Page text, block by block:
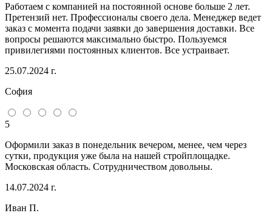
Работаем с компанией на постоянной основе больше 2 лет.
Претензий нет. Профессионалы своего дела. Менеджер ведет
заказ с момента подачи заявки до завершения доставки. Все
вопросы решаются максимально быстро. Пользуемся
привилегиями постоянных клиентов. Все устраивает.
25.07.2024 г.
София
5
Оформили заказ в понедельник вечером, менее, чем через
сутки, продукция уже была на нашей стройплощадке.
Московская область. Сотрудничеством довольны.
14.07.2024 г.
Иван П.